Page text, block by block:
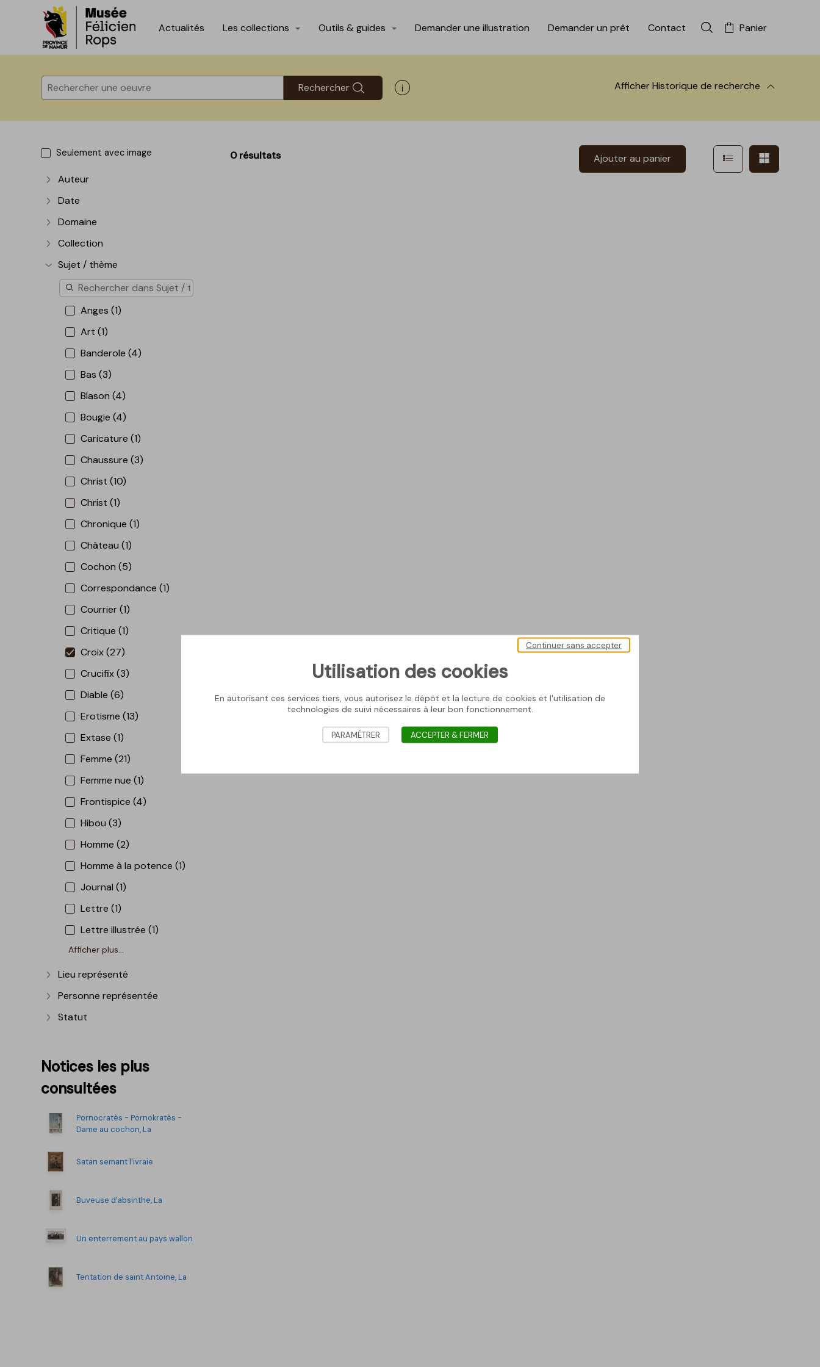
Accèder directement au contenu
Accèder directement au contenu
Actualités Les collections Outils & guides Demander une illustration Demander un prêt Contact Rechercher dans la
Panier
Rechercher Afficher les informations d'aide à la recherche AfficherHistorique de recherche
Seulement avec image
Afficher plus
Auteur
Afficher plus
Date
Afficher plus
Domaine
Afficher plus
Collection
Afficher plus
Sujet / thème
Anges (1)
Art (1)
Banderole (4)
Bas (3)
Blason (4)
Bougie (4)
Caricature (1)
Chaussure (3)
Christ (10)
Christ (1)
Chronique (1)
Château (1)
Cochon (5)
Correspondance (1)
Courrier (1)
Critique (1)
Croix (27)
Crucifix (3)
Diable (6)
Erotisme (13)
Extase (1)
Femme (21)
Femme nue (1)
Frontispice (4)
Hibou (3)
Homme (2)
Homme à la potence (1)
Journal (1)
Lettre (1)
Lettre illustrée (1)
Afficher plus...
Afficher plus
Lieu représenté
Afficher plus
Personne représentée
Afficher plus
Statut
Notices les plus
consultées
Pornocratès - Pornokratès -
Dame au cochon, La
Satan semant l'ivraie
Buveuse d'absinthe, La
Un enterrement au pays wallon
Tentation de saint Antoine, La
0 résultats Ajouter au panier Afficher en mode
Utilisation des cookies
En autorisant ces services tiers, vous autorisez le dépôt et la lecture de cookies et l'utilisation de
technologies de suivi nécessaires à leur bon fonctionnement.
Continuer sans accepter
PARAMÉTRER ACCEPTER & FERMER